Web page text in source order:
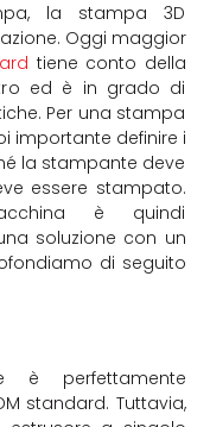
la stampa 3D
Oggi maggior
tiene conto della
ed è in grado di
Per una stampa
importante definire i
la stampante deve
essere stampato.
è quindi
soluzione con un
di seguito
è perfettamente
standard. Tuttavia,